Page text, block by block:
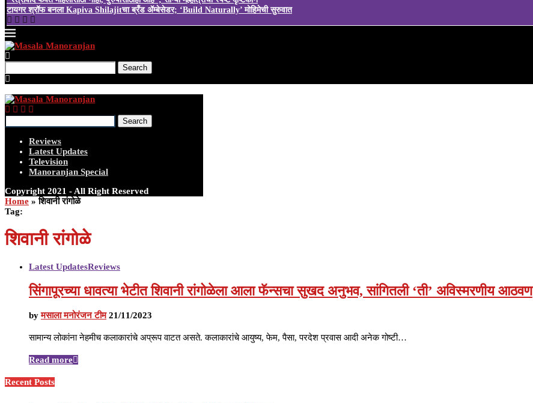
टायगर श्रॉफ बनला Kapiva Shilajitचा ब्रँड ॲम्बेसेडर; ‘Build Naturally’ मोहिमेची सुरुवात
Search
Search
Reviews
Latest Updates
Television
Manoranjan Special
Copyright 2021 - All Right Reserved
Home »शिवानी रांगोळे
Tag:
शिवानी रांगोळे
Latest UpdatesReviews
सिंगापूरच्या धावत्या भेटीत शिवानी रांगोळेला आला फॅन्सचा सुखद अनुभव, सांगितली ‘ती’ अविस्मरणीय आठवण
byमसाला मनोरंजन टीम 21/11/2023
सामान्य लोकांना नेहमीच कलाकारांचे अप्रूप वाटत असते. कलाकारांचे आयुष्य, फेम, पैसा, परदेश प्रवास आदी अनेक गोष्टी…
Read more
Recent Posts